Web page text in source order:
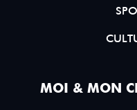
MOI & MON